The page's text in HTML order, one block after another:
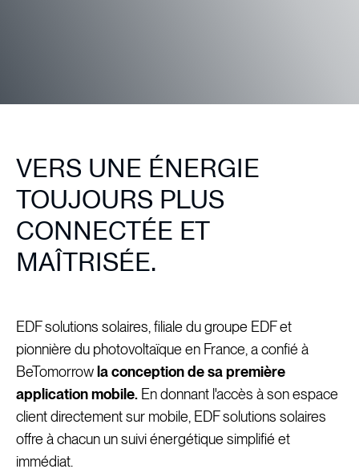
VERS UNE ÉNERGIE
TOUJOURS PLUS
CONNECTÉE ET
MAÎTRISÉE.
EDF solutions solaires, filiale du groupe EDF et
pionnière du photovoltaïque en France, a confié à
BeTomorrow la conception de sa première
application mobile. En donnant l'accès à son espace
client directement sur mobile, EDF solutions solaires
offre à chacun un suivi énergétique simplifié et
immédiat.